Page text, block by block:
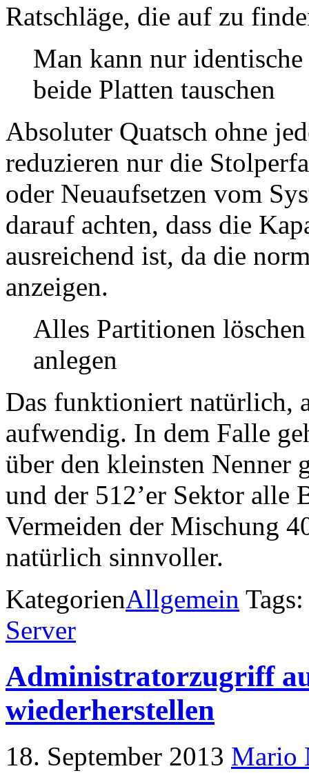
Ratschläge, die auf zu
Man kann nur
beide Platten tauschen
Absoluter Quatsch ohne
reduzieren nur die
oder Neuaufsetzen vom
darauf achten, dass die
ausreichend ist, da die
anzeigen.
Alles Partitionen
anlegen
Das funktioniert natürlich,
aufwendig. In dem Falle
über den kleinsten Nenner
und der 512’er Sektor
Vermeiden der Mischung
natürlich sinnvoller.
KategorienAllgemein Tags:
Server
Administratorzugriff
wiederherstellen
18. September 2013 Mario